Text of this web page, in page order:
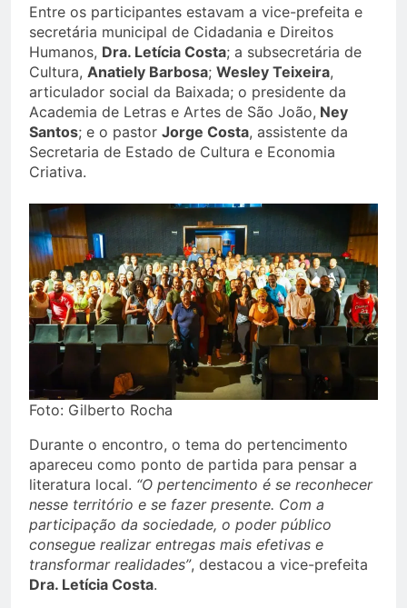
Entre os participantes estavam a vice-prefeita e
secretária municipal de Cidadania e Direitos
Humanos, Dra. Letícia Costa; a subsecretária de
Cultura, Anatiely Barbosa; Wesley Teixeira,
articulador social da Baixada; o presidente da
Academia de Letras e Artes de São João, Ney
Santos; e o pastor Jorge Costa, assistente da
Secretaria de Estado de Cultura e Economia
Criativa.
Foto: Gilberto Rocha
Durante o encontro, o tema do pertencimento
apareceu como ponto de partida para pensar a
literatura local. “O pertencimento é se reconhecer
nesse território e se fazer presente. Com a
participação da sociedade, o poder público
consegue realizar entregas mais efetivas e
transformar realidades”, destacou a vice-prefeita
Dra. Letícia Costa.